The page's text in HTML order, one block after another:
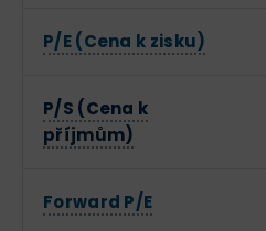
P/E (Cena k zisku)
P/S (Cena k
příjmům)
Forward P/E